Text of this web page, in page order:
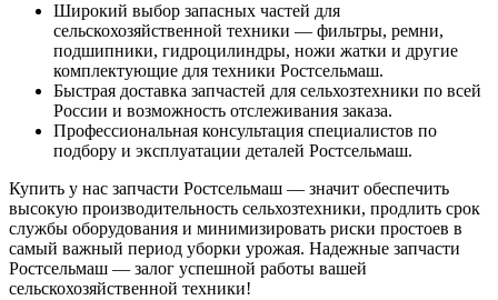
Широкий выбор запасных частей для
сельскохозяйственной техники — фильтры, ремни,
подшипники, гидроцилиндры, ножи жатки и другие
комплектующие для техники Ростсельмаш.
Быстрая доставка запчастей для сельхозтехники по всей
России и возможность отслеживания заказа.
Профессиональная консультация специалистов по
подбору и эксплуатации деталей Ростсельмаш.
Купить у нас запчасти Ростсельмаш — значит обеспечить
высокую производительность сельхозтехники, продлить срок
службы оборудования и минимизировать риски простоев в
самый важный период уборки урожая. Надежные запчасти
Ростсельмаш — залог успешной работы вашей
сельскохозяйственной техники!